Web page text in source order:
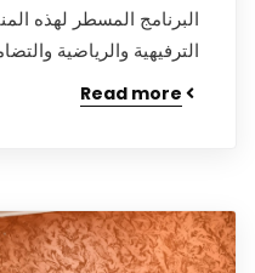
البرنامج المسطر لهذه
الترفيهية والرياضية
Read more